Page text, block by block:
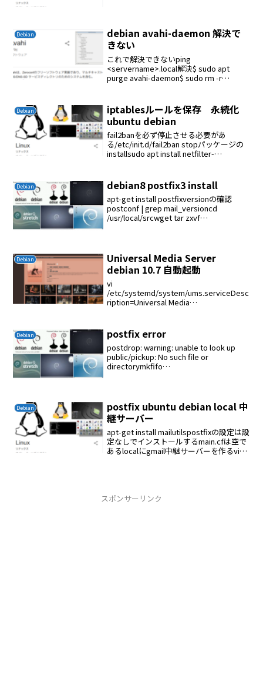
Debian
debian avahi-daemon 解決で
きない
これで解決できないping
<servername>.local解決$ sudo apt
purge avahi-daemon$ sudo rm -r
Debian
iptablesルールを保存 永続化
ubuntu debian
fail2banを必ず停止させる必要があ
る/etc/init.d/fail2ban stopパッケージの
installsudo apt install netfilter-
Debian debian8 postfix3 install
apt-get install postfixversionの確認
postconf | grep mail_versioncd
/usr/local/srcwget tar zxvf
Debian
Universal Media Server
debian 10.7 自動起動
vi
/etc/systemd/system/ums.serviceDesc
ription=Universal Media
Debian postfix error
postdrop: warning: unable to look up
public/pickup: No such file or
directorymkfifo
Debian
postfix ubuntu debian local 中
継サーバー
apt-get install mailutilspostfixの設定は設
定なしでインストールするmain.cfは空で
あるlocalにgmail中継サーバーを作るvi
スポンサーリンク